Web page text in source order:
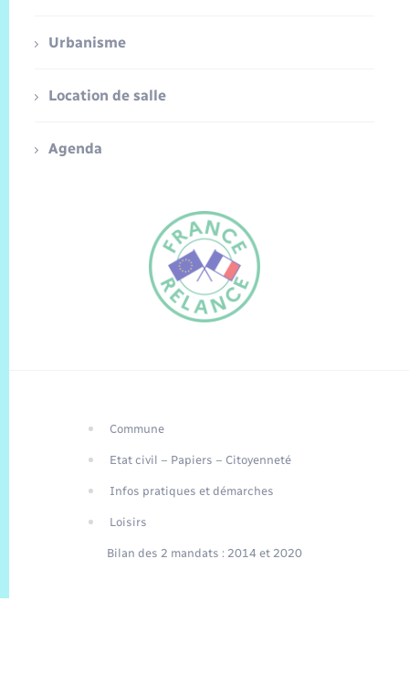
Traduction du
EN
Urbanisme
Location de salle
Agenda
Commune
Etat civil – Papiers – Citoyenneté
Infos pratiques et démarches
Loisirs
Bilan des 2 mandats : 2014 et 2020